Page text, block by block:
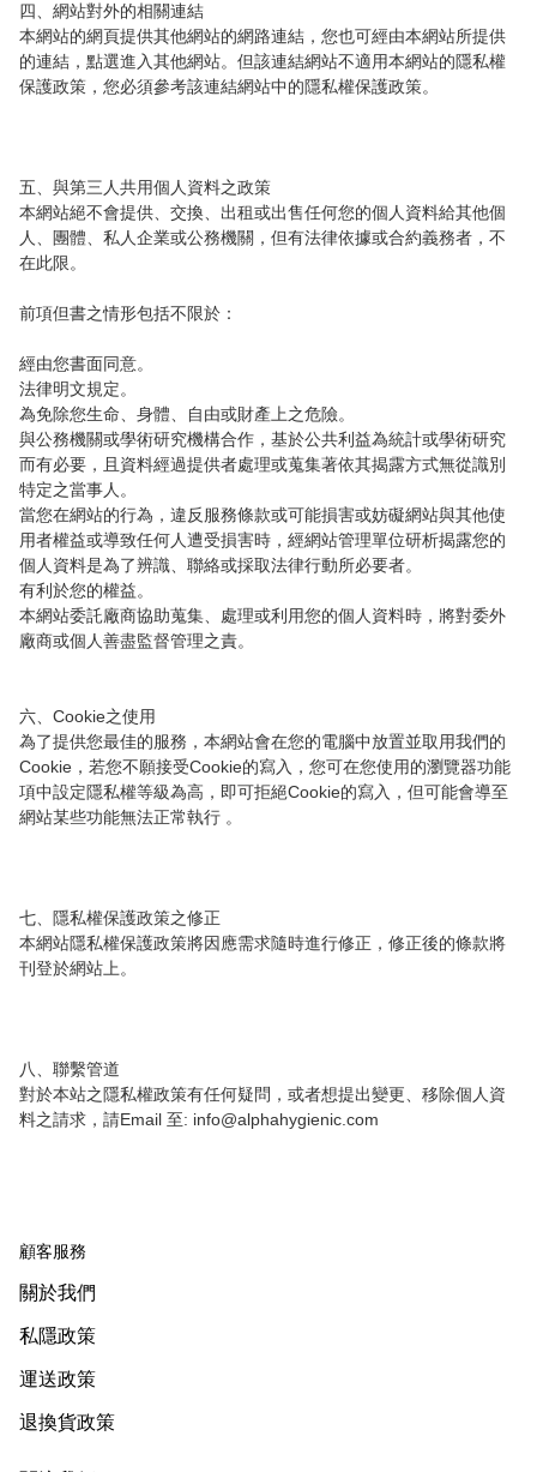
四、網站對外的相關連結
本網站的網頁提供其他網站的網路連結，您也可經由本網站所提供
的連結，點選進入其他網站。但該連結網站不適用本網站的隱私權
保護政策，您必須參考該連結網站中的隱私權保護政策。
五、與第三人共用個人資料之政策
本網站絕不會提供、交換、出租或出售任何您的個人資料給其他個
人、團體、私人企業或公務機關，但有法律依據或合約義務者，不
在此限。
前項但書之情形包括不限於：
經由您書面同意。
法律明文規定。
為免除您生命、身體、自由或財產上之危險。
與公務機關或學術研究機構合作，基於公共利益為統計或學術研究
而有必要，且資料經過提供者處理或蒐集著依其揭露方式無從識別
特定之當事人。
當您在網站的行為，違反服務條款或可能損害或妨礙網站與其他使
用者權益或導致任何人遭受損害時，經網站管理單位研析揭露您的
個人資料是為了辨識、聯絡或採取法律行動所必要者。
有利於您的權益。
本網站委託廠商協助蒐集、處理或利用您的個人資料時，將對委外
廠商或個人善盡監督管理之責。
六、Cookie之使用
為了提供您最佳的服務，本網站會在您的電腦中放置並取用我們的
Cookie，若您不願接受Cookie的寫入，您可在您使用的瀏覽器功能
項中設定隱私權等級為高，即可拒絕Cookie的寫入，但可能會導至
網站某些功能無法正常執行 。
七、隱私權保護政策之修正
本網站隱私權保護政策將因應需求隨時進行修正，修正後的條款將
刊登於網站上。
八、聯繫管道
對於本站之隱私權政策有任何疑問，或者想提出變更、移除個人資
料之請求，請Email 至: info@alphahygienic.com
顧客服務
關於我們
私隱政策
運送政策
退換貨政策